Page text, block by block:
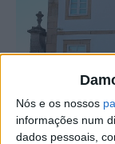
Nós e os nossos
informações num
dados pessoais,